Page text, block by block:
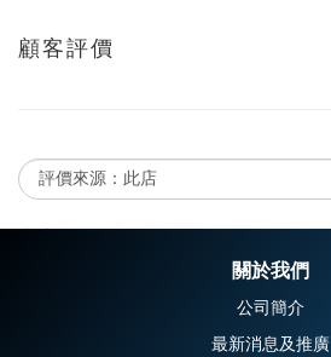
顧客評價
關於我們
公司簡介
最新消息及推廣